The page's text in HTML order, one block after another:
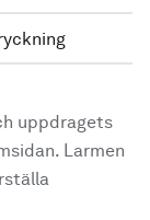
uppdragets
Larmen